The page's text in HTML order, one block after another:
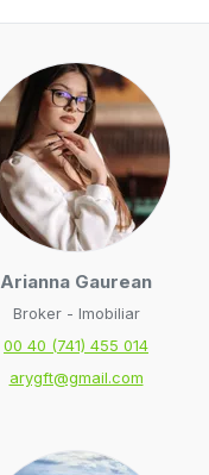
Arianna Gaurean
Broker - Imobiliar
00 40 (741) 455 014
arygft@gmail.com